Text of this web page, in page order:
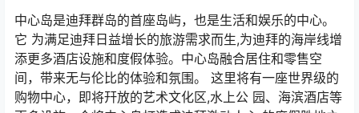
中心岛是迪拜群岛的首座岛屿，也是生活和娱乐的中心。
它 为满足迪拜日益增长的旅游需求而生,为迪拜的海岸线增
添更多酒店设施和度假体验。中心岛融合居住和零售空
间，带来无与伦比的体验和氛围。 这里将有一座世界级的
购物中心，即将幵放的艺术文化区,水上公 园、海滨酒店等